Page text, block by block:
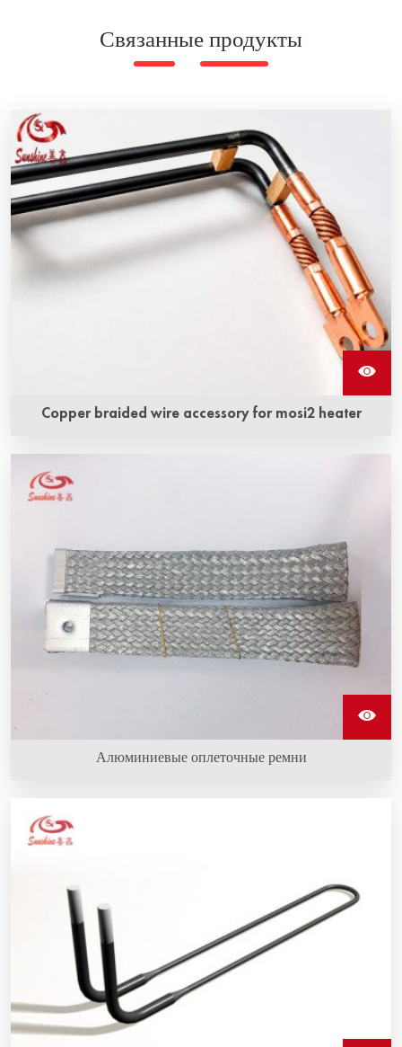
Связанные продукты
Copper braided wire accessory for mosi2 heater
Аксессуар - медный оплетенный провод для
нагревателя Mosi2 представляет собой медную
специальной технологией для создания
интегрированной структуры.
Алюминиевые оплеточные ремни
нескольких нитей алюминиевой проволоки, гибкие и
высокопроводящие, и используются для подключения